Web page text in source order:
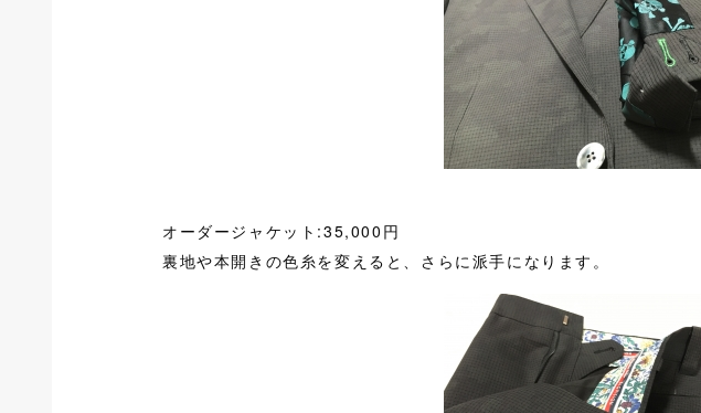
オーダージャケット:35,000円
裏地や本開きの色糸を変えると、さらに派手になります。